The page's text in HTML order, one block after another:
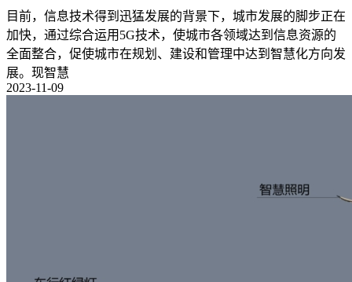
目前，信息技术得到迅猛发展的背景下，城市发展的脚步正在
加快，通过综合运用5G技术，使城市各领域达到信息资源的
全面整合，促使城市在规划、建设和管理中达到智慧化方向发
展。现智慧
2023-11-09